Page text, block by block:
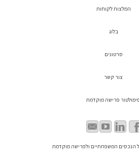
המלצות לקוחות
בלוג
סרטונים
צור קשר
פרישה מוקדמת
הנכסים המשפחתיים ולפרישה מוקדמת